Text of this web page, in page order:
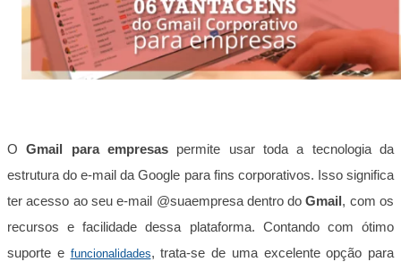
OGmail para empresas permite usar toda a tecnologia da
estrutura do e-mail da Google para fins corporativos. Isso significa
ter acesso ao seu e-mail @suaempresa dentro doGmail, com os
recursos e facilidade dessa plataforma. Contando com ótimo
suporte e funcionalidades, trata-se de uma excelente opção para